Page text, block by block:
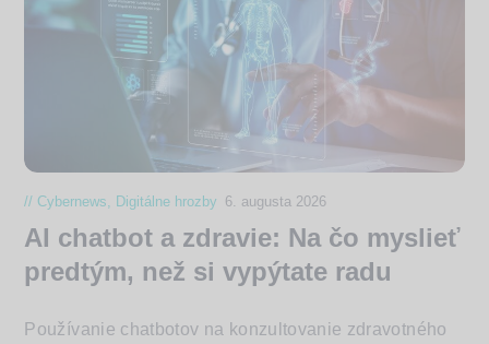
Cybernews, Digitálne hrozby 6. augusta 2026
AI chatbot a zdravie: Na čo myslieť
predtým, než si vypýtate radu
Používanie chatbotov na konzultovanie zdravotného